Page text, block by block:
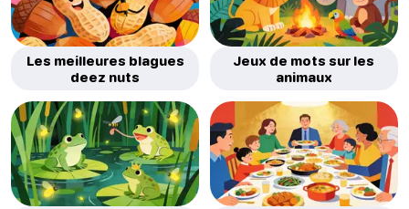
Les meilleures blagues
deez nuts
Jeux de mots sur les
animaux